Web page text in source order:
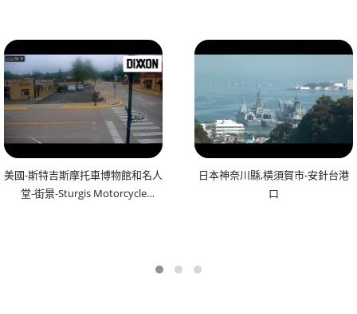
美國-斯特吉斯摩托車博物館和名人
堂-街景-Sturgis Motorcycle
日本神奈川縣,橫須賀市-安針台港
口